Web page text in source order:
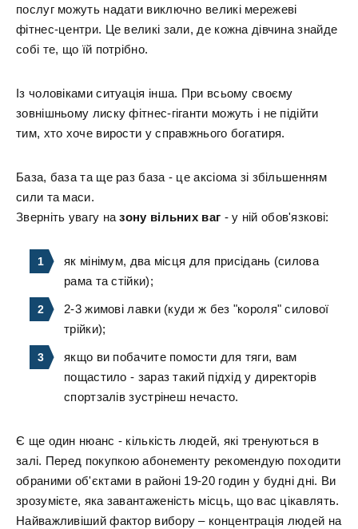
послуг можуть надати виключно великі мережеві
фітнес-центри. Це великі зали, де кожна дівчина знайде
собі те, що їй потрібно.
Із чоловіками ситуація інша. При всьому своєму
зовнішньому лиску фітнес-гіганти можуть і не підійти
тим, хто хоче вирости у справжнього богатиря.
База, база та ще раз база - це аксіома зі збільшенням
сили та маси.
Зверніть увагу назону вільних ваг - у ній обов'язкові:
як мінімум, два місця для присідань (силова
рама та стійки);
2-3 жимові лавки (куди ж без "короля" силової
трійки);
якщо ви побачите помости для тяги, вам
пощастило - зараз такий підхід у директорів
спортзалів зустрінеш нечасто.
Є ще один нюанс - кількість людей, які тренуються в
залі. Перед покупкою абонементу рекомендую походити
обраними об'єктами в районі 19-20 годин у будні дні. Ви
зрозумієте, яка завантаженість місць, що вас цікавлять.
Найважливіший фактор вибору – концентрація людей на